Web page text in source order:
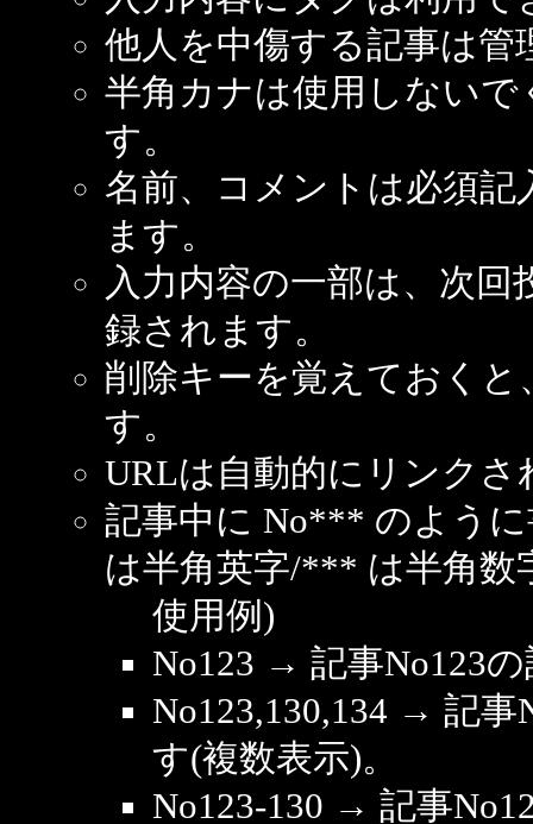
他人を中傷する記事は管
半角カナは使用しない
す。
名前、コメントは必須
ます。
入力内容の一部は、次
録されます。
削除キーを覚えておく
す。
URLは自動的にリンクさ
記事中に No*** のよう
は半角英字/*** は半角数
使用例)
No123 → 記事No123
No123,130,134 → 記
す(複数表示)。
No123-130 → 記事